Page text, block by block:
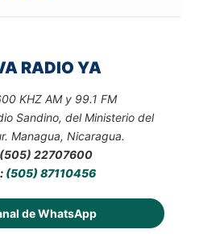
RADIO YA
KHZ AM y 99.1 FM
Sandino, del Ministerio del
Managua, Nicaragua.
(505) 22707600
(505) 87110456
de WhatsApp